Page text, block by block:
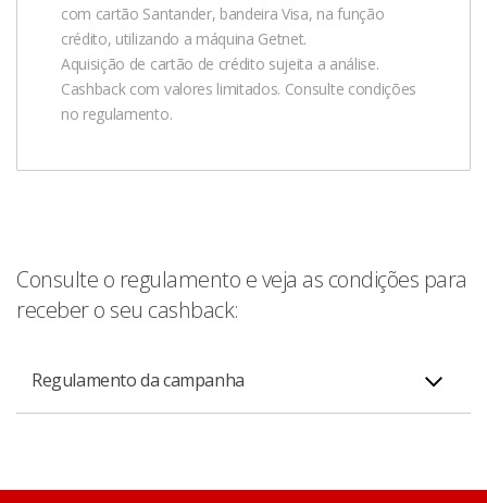
com cartão Santander, bandeira Visa, na função
crédito, utilizando a máquina Getnet.
Aquisição de cartão de crédito sujeita a análise.
Cashback com valores limitados. Consulte condições
no regulamento.
Consulte o regulamento e veja as condições para
receber o seu cashback:
Regulamento da campanha